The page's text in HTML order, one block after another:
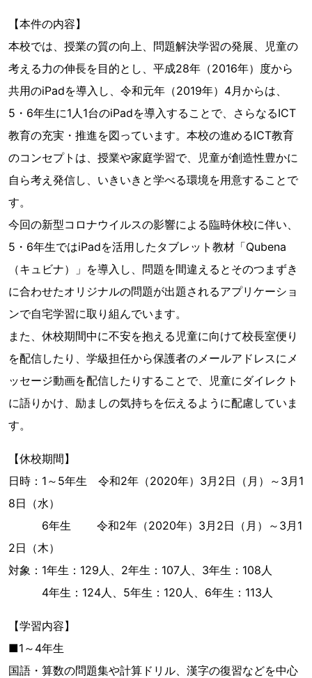
【本件の内容】
本校では、授業の質の向上、問題解決学習の発展、児童の
考える力の伸長を目的とし、平成28年（2016年）度から
共用のiPadを導入し、令和元年（2019年）4月からは、
5・6年生に1人1台のiPadを導入することで、さらなるICT
教育の充実・推進を図っています。本校の進めるICT教育
のコンセプトは、授業や家庭学習で、児童が創造性豊かに
自ら考え発信し、いきいきと学べる環境を用意することで
す。
今回の新型コロナウイルスの影響による臨時休校に伴い、
5・6年生ではiPadを活用したタブレット教材「Qubena
（キュビナ）」を導入し、問題を間違えるとそのつまずき
に合わせたオリジナルの問題が出題されるアプリケーショ
ンで自宅学習に取り組んでいます。
また、休校期間中に不安を抱える児童に向けて校長室便り
を配信したり、学級担任から保護者のメールアドレスにメ
ッセージ動画を配信したりすることで、児童にダイレクト
に語りかけ、励ましの気持ちを伝えるように配慮していま
す。
【休校期間】
日時：1～5年生 令和2年（2020年）3月2日（月）～3月1
8日（水）
6年生 令和2年（2020年）3月2日（月）～3月1
2日（木）
対象：1年生：129人、2年生：107人、3年生：108人
4年生：124人、5年生：120人、6年生：113人
【学習内容】
■1～4年生
国語・算数の問題集や計算ドリル、漢字の復習などを中心